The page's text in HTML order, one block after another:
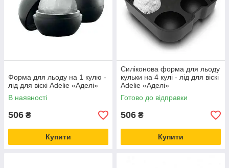
Форма для льоду на 1 кулю -
лід для віскі Adelie «Аделі»
В наявності
506 ₴
Купити
Силіконова форма для льоду
кульки на 4 кулі - лід для віскі
Adelie «Аделі»
Готово до відправки
506 ₴
Купити